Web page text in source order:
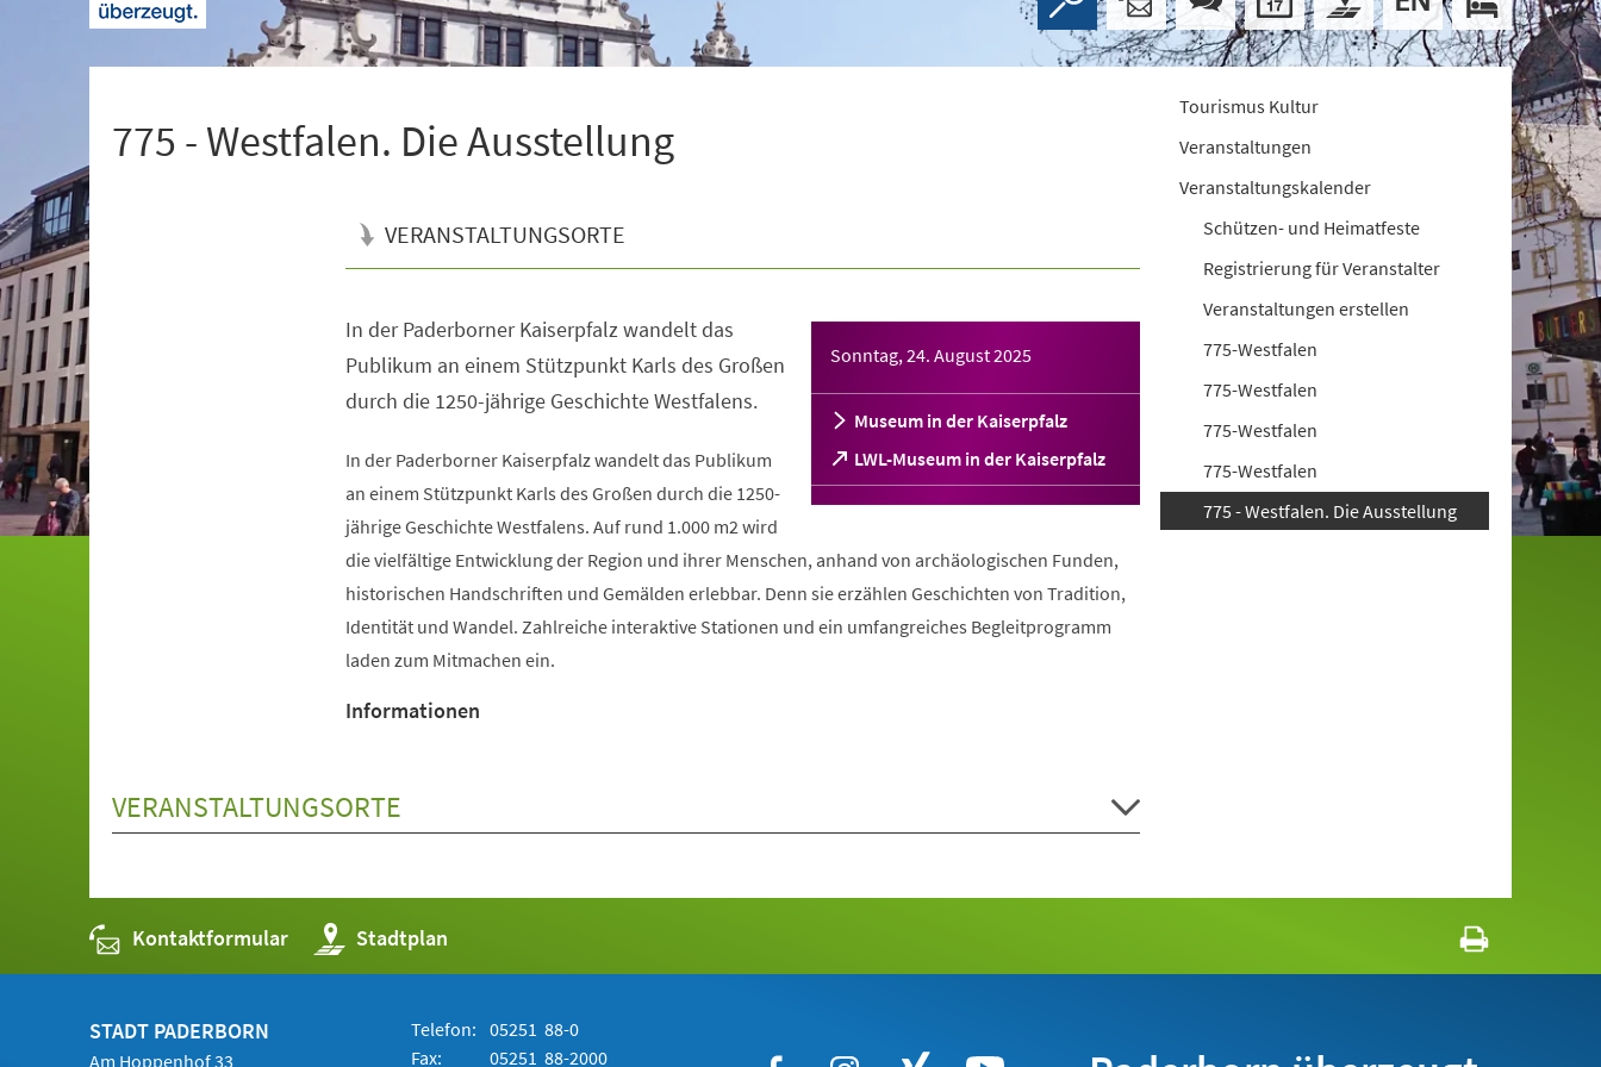
775 - Westfalen. Die Ausstellung
VERANSTALTUNGSORTE
Sonntag, 24. August 2025
Museum in der Kaiserpfalz
LWL-Museum in der Kaiserpfalz
(Öffnet
in
einem
Tab)
In der Paderborner Kaiserpfalz wandelt das
Publikum an einem Stützpunkt Karls des Großen
durch die 1250-jährige Geschichte Westfalens.
In der Paderborner Kaiserpfalz wandelt das Publikum
an einem Stützpunkt Karls des Großen durch die 1250-
jährige Geschichte Westfalens. Auf rund 1.000 m2 wird
die vielfältige Entwicklung der Region und ihrer Menschen, anhand von archäologischen Funden,
historischen Handschriften und Gemälden erlebbar. Denn sie erzählen Geschichten von Tradition,
Identität und Wandel. Zahlreiche interaktive Stationen und ein umfangreiches Begleitprogramm
laden zum Mitmachen ein.
Informationen
VERANSTALTUNGSORTE
Tourismus Kultur
Veranstaltungen
Veranstaltungskalender
Schützen- und Heimatfeste
Registrierung für Veranstalter
Veranstaltungen erstellen
775-Westfalen
775-Westfalen
775-Westfalen
775-Westfalen
775 - Westfalen. Die Ausstellung
Kontaktformular Stadtplan
(Öffnet
in
einem
STADT PADERBORN
Am Hoppenhof 33
Telefon: 05251 88-0
Fax:
05251 88-2000